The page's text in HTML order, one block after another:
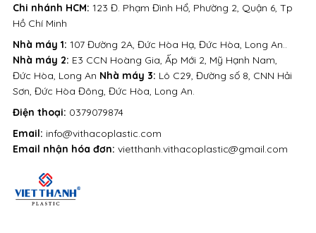
Điện thoại: 0379079874
Email: info@vithacoplastic.com
Email nhận hóa đơn: vietthanh.vithacoplastic@gmail.com
Nhà máy 1: 107 Đường 2A, Đức Hòa Hạ, Đức Hòa, Long An..
Nhà máy 2: E3 CCN Hoàng Gia, Ấp Mới 2, Mỹ Hạnh Nam,
Đức Hòa, Long An Nhà máy 3: Lô C29, Đường số 8, CNN Hải
Sơn, Đức Hòa Đông, Đức Hòa, Long An.
Chi nhánh HCM: 123 Đ. Phạm Đình Hổ, Phường 2, Quận 6, Tp
Hồ Chí Minh